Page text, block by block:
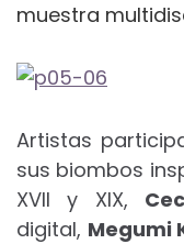
muestra
Artistas
sus biombos
XVII y XIX,
digital, Megumi